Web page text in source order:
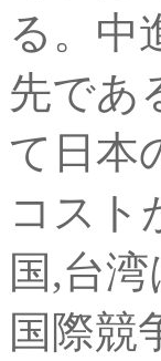
る。中
先であ
て日本
コスト
国,台
国際競